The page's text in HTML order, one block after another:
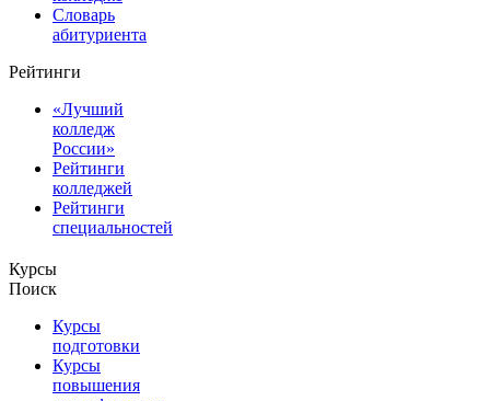
Словарь
абитуриента
Рейтинги
«Лучший
колледж
России»
Рейтинги
колледжей
Рейтинги
специальностей
Курсы
Поиск
Курсы
подготовки
Курсы
повышения